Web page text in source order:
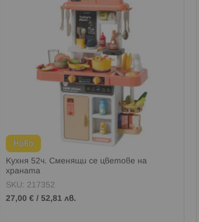
Ново
Кухня 52ч. Сменящи се цветове на
храната
SKU: 217352
27,00 € / 52,81 лв.